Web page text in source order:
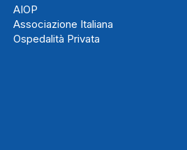
AIOP
Associazione Italiana
Ospedalità Privata